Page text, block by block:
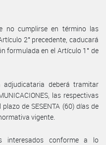
no cumplirse en término las
2° precedente, caducará
formulada en el Artículo 1° de
adjudicataria deberá tramitar
las respectivas
de SESENTA (60) días de
vigente.
interesados conforme a lo